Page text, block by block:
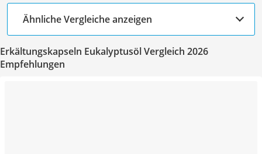
Ähnliche Vergleiche anzeigen
Erkältungskapseln Eukalyptusöl Vergleich 2026
Empfehlungen